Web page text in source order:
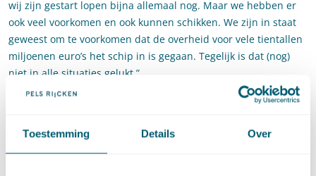
Toestemming Details Over
wij zijn gestart lopen bijna allemaal nog. Maar we hebben er
ook veel voorkomen en ook kunnen schikken. We zijn in staat
geweest om te voorkomen dat de overheid voor vele tientallen
miljoenen euro’s het schip in is gegaan. Tegelijk is dat (nog)
niet in alle situaties gelukt.”
Wat heeft je geraakt in die
periode?
“Ethiek, moraal, de publieke zaak, fatsoen, je kunt er niet van